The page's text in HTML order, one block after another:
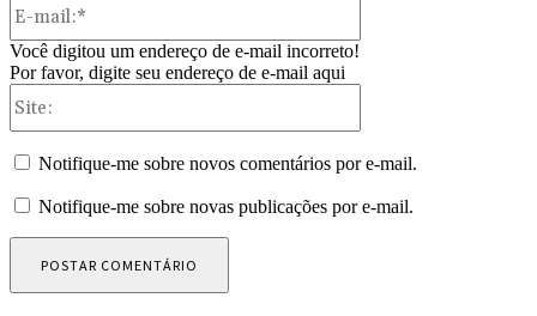
Você digitou um endereço de e-mail incorreto!
Por favor, digite seu endereço de e-mail aqui
Notifique-me sobre novos comentários por e-mail.
Notifique-me sobre novas publicações por e-mail.